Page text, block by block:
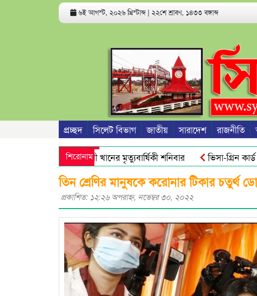
৬ই আগস্ট, ২০২৬ খ্রিস্টাব্দ | ২২শে শ্রাবণ, ১৪৩৩ বঙ্গাব্দ
প্রচ্ছদ সিলেট বিভাগ জাতীয় সারাদেশ রাজনীতি
শিরোনাম
সভাপতি রজব আলী খানের মৃত্যুবার্ষিকী শনিবার ভিসা-গ্রিন কার্ড
অ্যান্টিমাইক্রোবিয়াল : গবেষণা
নতুন বাংলাদেশের পথচলা শুরু হবে
তিন শ্রেণির মানুষকে করোনার টিকার চতুর্থ
প্রকাশিত: ১২:২৬ অপরাহ্ণ, নভেম্বর ৩০, ২০২২